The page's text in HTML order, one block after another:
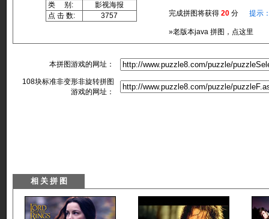
类 别:
影视海报
点 击 数:
3757 完成拼图将获得 20 分 提示
»老版本java 拼图，点这里
本拼图游戏的网址：
108块标准非变形非旋转拼图
游戏的网址：